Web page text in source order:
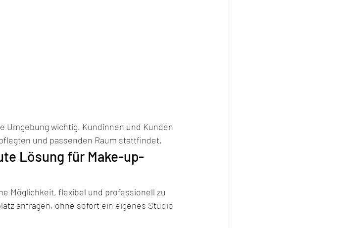
Umgebung wichtig. Kundinnen und Kunden
und passenden Raum stattfindet.
Lösung für Make-up-
Möglichkeit, flexibel und professionell zu
anfragen, ohne sofort ein eigenes Studio